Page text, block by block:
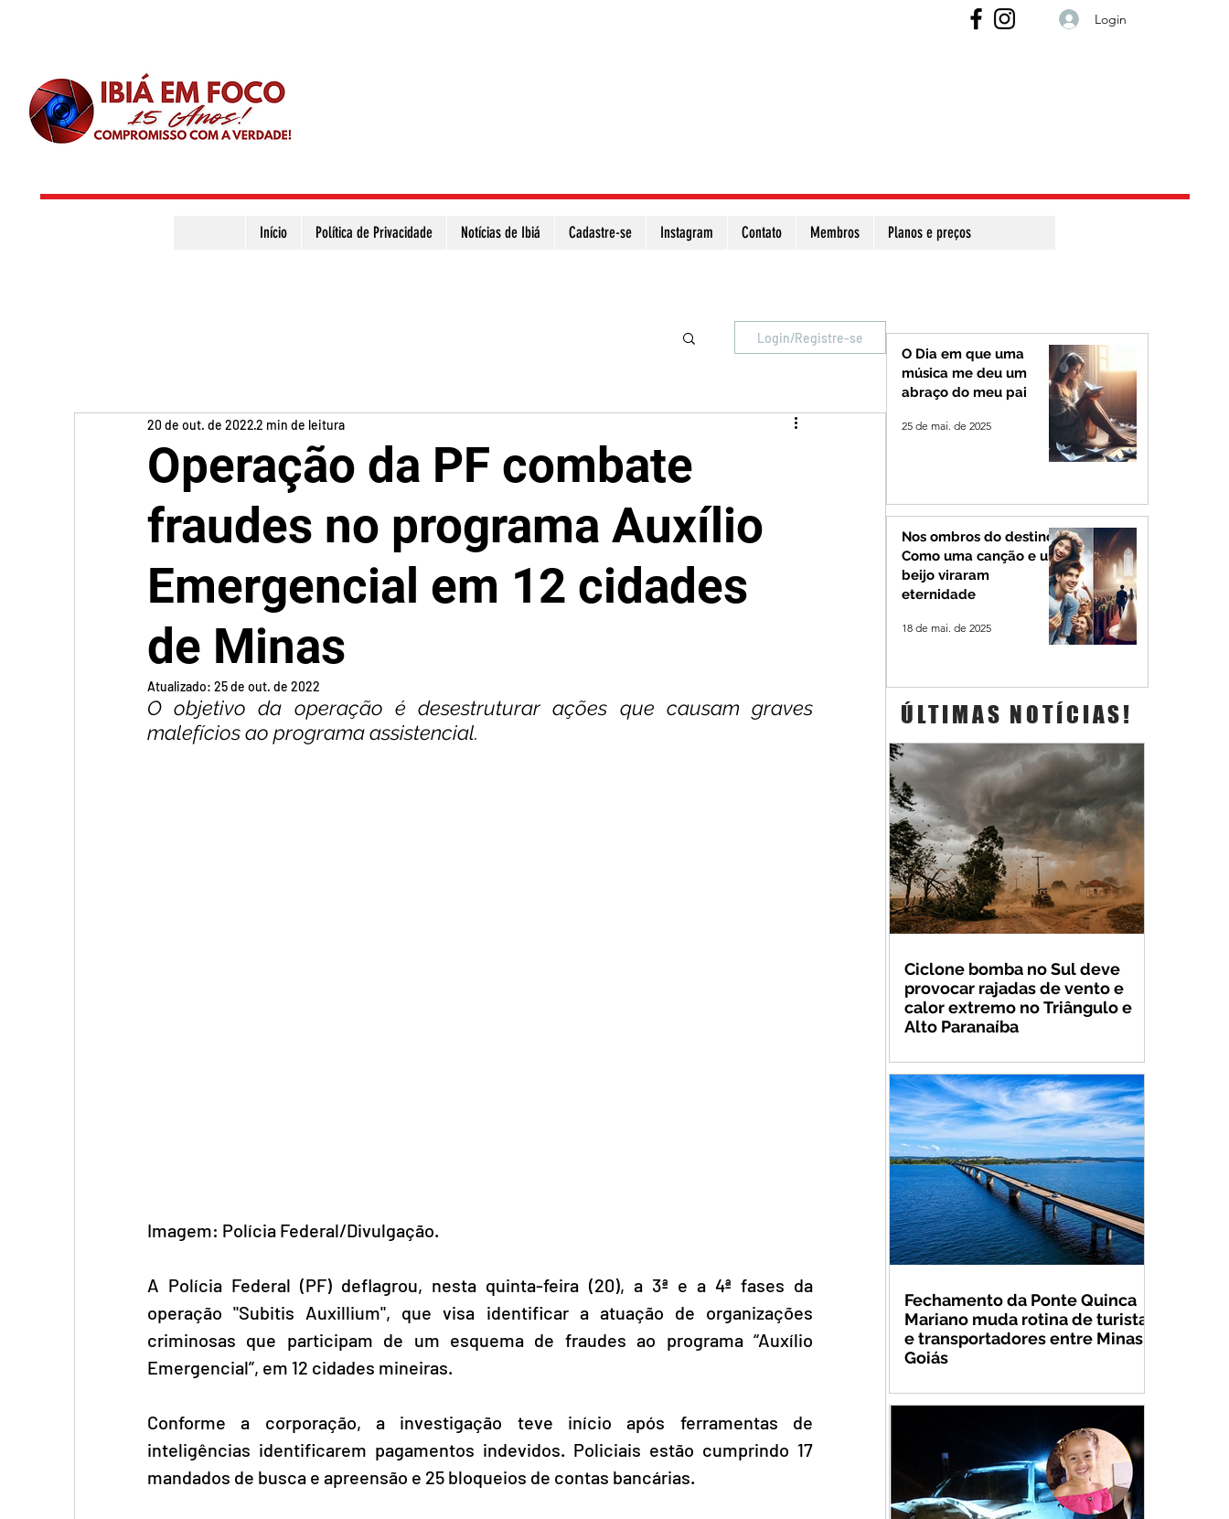
Login
Início Política de Privacidade Notícias de Ibiá Cadastre-se Instagram Contato Membros Planos e preços
Login/Registre-se
Operação da PF combate
fraudes no programa Auxílio
Emergencial em 12 cidades
de Minas
20 de out. de 20222 min de leitura
Atualizado: 25 de out. de 2022
O objetivo da operação é desestruturar ações que causam graves
malefícios ao programa assistencial.
Imagem: Polícia Federal/Divulgação.
A Polícia Federal (PF) deflagrou, nesta quinta-feira (20), a 3ª e a 4ª fases da
operação "Subitis Auxillium", que visa identificar a atuação de organizações
criminosas que participam de um esquema de fraudes ao programa “Auxílio
Emergencial”, em 12 cidades mineiras.
Conforme a corporação, a investigação teve início após ferramentas de
inteligências identificarem pagamentos indevidos. Policiais estão cumprindo 17
mandados de busca e apreensão e 25 bloqueios de contas bancárias.
O Dia em que uma
música me deu um
abraço do meu pai
25 de mai. de 2025
Nos ombros do destino:
Como uma canção e um
beijo viraram
eternidade
18 de mai. de 2025
ÚLTIMAS NOTÍCIAS!
Ciclone bomba no Sul deve
provocar rajadas de vento e
calor extremo no Triângulo e
Alto Paranaíba
Fechamento da Ponte Quinca
Mariano muda rotina de turistas
e transportadores entre Minas e
Goiás